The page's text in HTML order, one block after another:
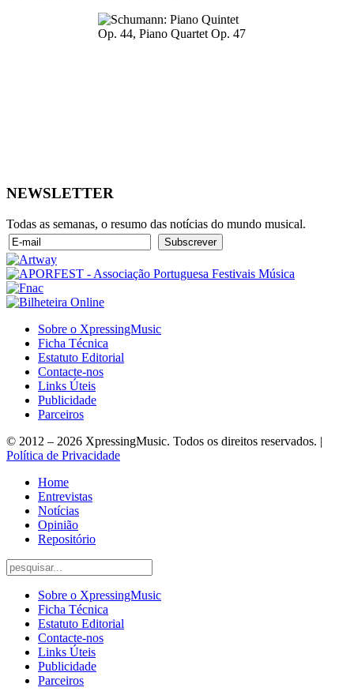
NEWSLETTER
Todas as semanas, o resumo das notícias do mundo musical.
Sobre o XpressingMusic
Ficha Técnica
Estatuto Editorial
Contacte-nos
Links Úteis
Publicidade
Parceiros
© 2012 – 2026 XpressingMusic. Todos os direitos reservados. |
Política de Privacidade
Home
Entrevistas
Notícias
Opinião
Repositório
Sobre o XpressingMusic
Ficha Técnica
Estatuto Editorial
Contacte-nos
Links Úteis
Publicidade
Parceiros